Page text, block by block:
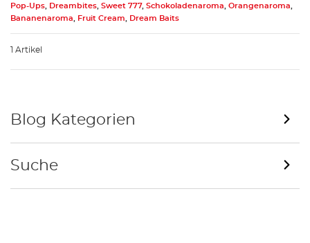
Pop-Ups
Dreambites Sweet 777, Schokoladenaroma Orangenaroma
Bananenaroma
Fruit Cream Dream Baits
1 Artikel
Blog Kategorien
Suche